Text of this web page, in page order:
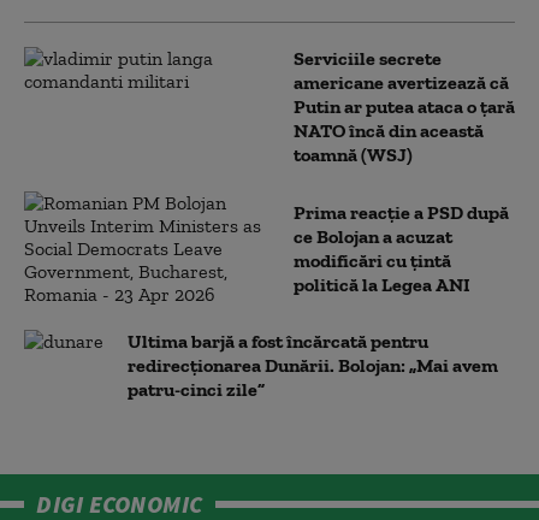
Serviciile secrete
americane avertizează că
Putin ar putea ataca o țară
NATO încă din această
toamnă (WSJ)
Prima reacție a PSD după
ce Bolojan a acuzat
modificări cu țintă
politică la Legea ANI
Ultima barjă a fost încărcată pentru
redirecționarea Dunării. Bolojan: „Mai avem
patru-cinci zile”
DIGI ECONOMIC